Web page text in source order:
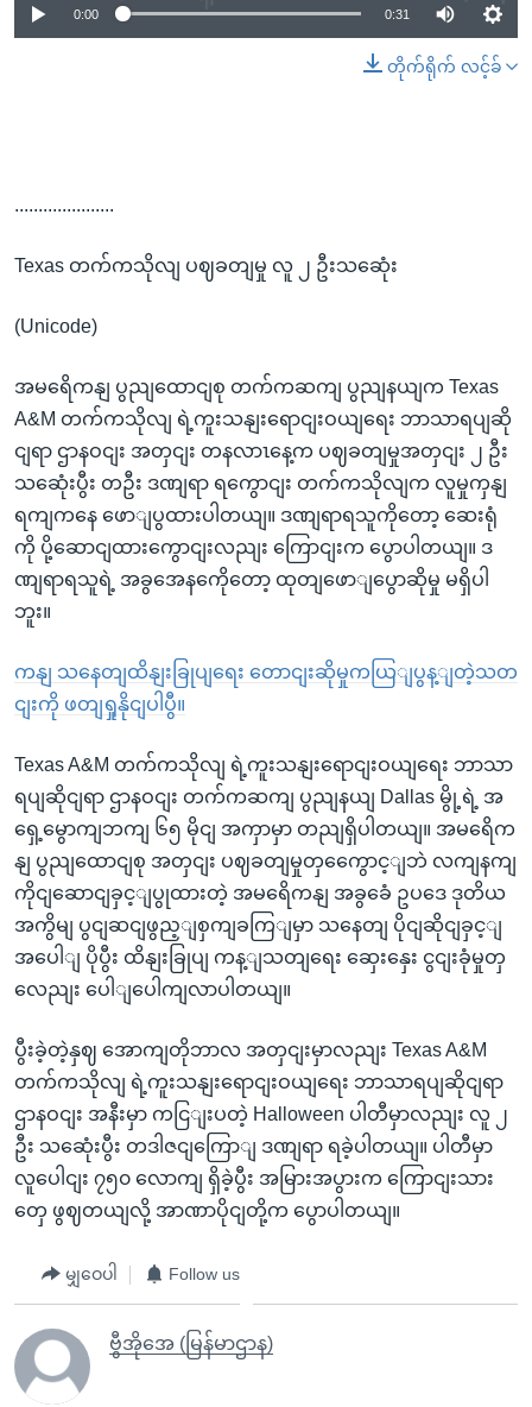
0:00 0:31
တိုက်ရိုက် လင့်ခ်
.....................
Texas တက်ကသိုလျ ပဈခတျမှု လူ ၂ ဦးသဆေုံး
(Unicode)
အမရေိကနျ ပွညျထောငျစု တက်ကဆကျ ပွညျနယျက Texas
A&M တက်ကသိုလျ ရဲ့ကူးသနျးရောငျးဝယျရေး ဘာသာရပျဆို
ငျရာ ဌာနဝငျး အတှငျး တနလာၤနေ့က ပဈခတျမှုအတှငျး ၂ ဦး
သဆေုံးပွီး တဦး ဒဏျရာ ရကွောငျး တက်ကသိုလျက လူမှုကှနျ
ရကျကနေ ဖောျပွထားပါတယျ။ ဒဏျရာရသူကိုတော့ ဆေးရုံ
ကို ပို့ဆောငျထားကွောငျးလညျး ကြောငျးက ပွောပါတယျ။ ဒ
ဏျရာရသူရဲ့ အခွအေနကေိုတော့ ထုတျဖောျပွောဆိုမှု မရှိပါ
ဘူး။
ကနျ သနေတျထိနျးခြုပျရေး တောငျးဆိုမှုကယြျပွန့ျတဲ့သတ
ငျးကို ဖတျရှုနိုငျပါပွီ။
Texas A&M တက်ကသိုလျ ရဲ့ကူးသနျးရောငျးဝယျရေး ဘာသာ
ရပျဆိုငျရာ ဌာနဝငျး တက်ကဆကျ ပွညျနယျ Dallas မွို့ရဲ့ အ
ရှေ့မွောကျဘကျ ၆၅ မိုငျ အကှာမှာ တညျရှိပါတယျ။ အမရေိက
နျ ပွညျထောငျစု အတှငျး ပဈခတျမှုတှကွေောင့ျဘဲ လကျနကျ
ကိုငျဆောငျခှင့ျပွုထားတဲ့ အမရေိကနျ အခွခေံ ဥပဒေ ဒုတိယ
အကွိမျ ပွငျဆငျဖွည့ျစှကျခကြျမှာ သနေတျ ပိုငျဆိုငျခှင့ျ
အပေါျ ပိုပွီး ထိနျးခြုပျ ကန့ျသတျရေး ဆှေးနှေး ငွငျးခုံမှုတှ
လေညျး ပေါျပေါကျလာပါတယျ။
ပွီးခဲ့တဲ့နှဈ အောကျတိုဘာလ အတှငျးမှာလညျး Texas A&M
တက်ကသိုလျ ရဲ့ကူးသနျးရောငျးဝယျရေး ဘာသာရပျဆိုငျရာ
ဌာနဝငျး အနီးမှာ ကငြျးပတဲ့ Halloween ပါတီမှာလညျး လူ ၂
ဦး သဆေုံးပွီး တဒါဇငျကြောျ ဒဏျရာ ရခဲ့ပါတယျ။ ပါတီမှာ
လူပေါငျး ၇၅၀ လောကျ ရှိခဲ့ပွီး အမြားအပွားက ကြောငျးသား
တှေ ဖွဈတယျလို့ အာဏာပိုငျတို့က ပွောပါတယျ။
မျှဝေပါ Follow us
ဗွီအိုအေ (မြန်မာဌာန)